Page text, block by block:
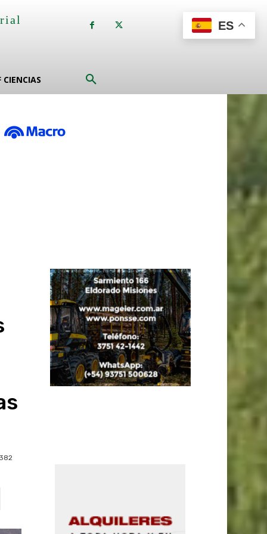
CIENCIAS
ES